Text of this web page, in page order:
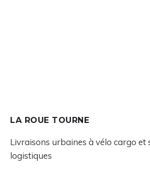
LA ROUE TOURNE
Livraisons urbaines à vélo cargo et
logistiques